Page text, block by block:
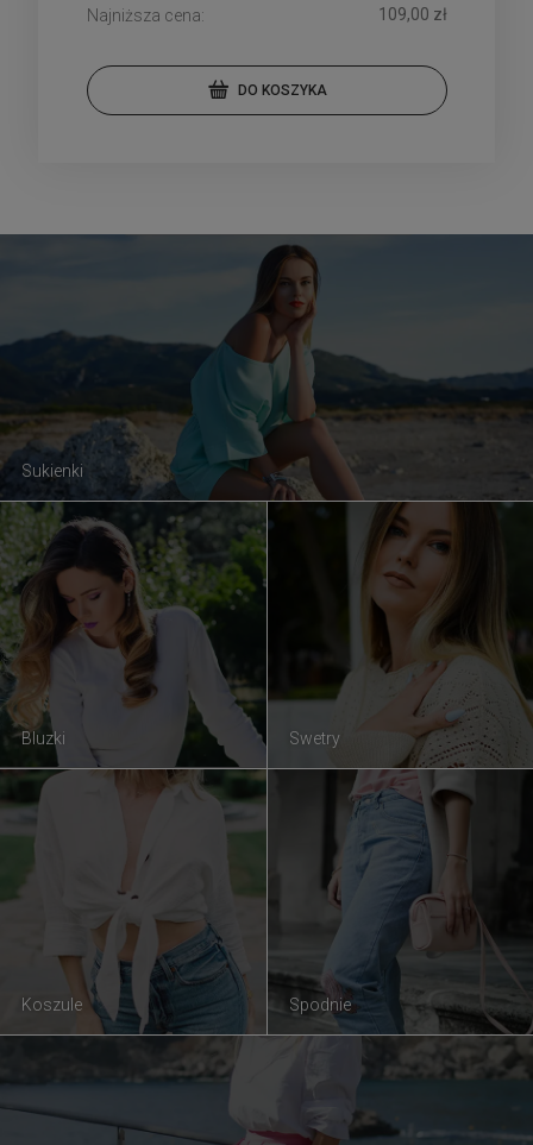
Najniższa cena:
109,00 zł
DO KOSZYKA
Sukienki
Bluzki Swetry
Koszule Spodnie